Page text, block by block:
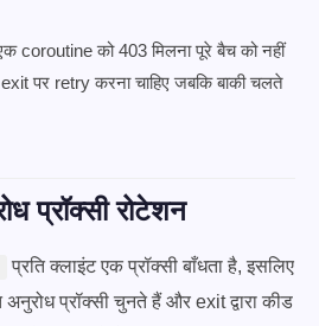
coroutine को 403 मिलना पूरे बैच को नहीं
पर retry करना चाहिए जबकि बाकी चलते
प्रॉक्सी रोटेशन
प्रति क्लाइंट एक प्रॉक्सी बाँधता है, इसलिए
प्रॉक्सी चुनते हैं और exit द्वारा कीड